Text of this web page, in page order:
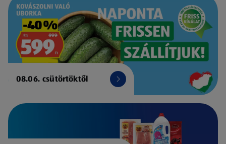
08.06. csütörtöktől